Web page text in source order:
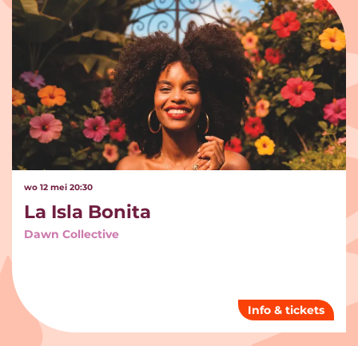
La Isla Bonita
Dawn Collective
wo 12 mei 20:30
Info & tickets